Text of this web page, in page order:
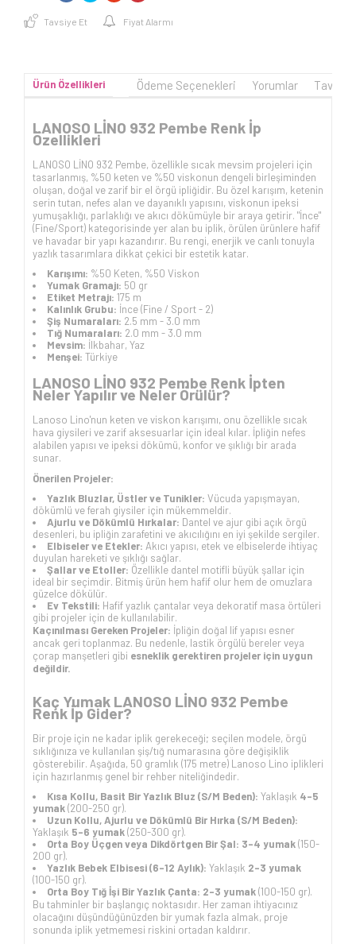
Tavsiye Et Fiyat Alarmı
Ürün Özellikleri Ödeme Seçenekleri Yorumlar
LANOSO LİNO 932 Pembe Renk İp
Özellikleri
LANOSO LİNO 932 Pembe, özellikle sıcak mevsim projeleri için
tasarlanmış, %50 keten ve %50 viskonun dengeli birleşiminden
oluşan, doğal ve zarif bir el örgü ipliğidir. Bu özel karışım, ketenin
serin tutan, nefes alan ve dayanıklı yapısını, viskonun ipeksi
yumuşaklığı, parlaklığı ve akıcı dökümüyle bir araya getirir. "İnce"
(Fine/Sport) kategorisinde yer alan bu iplik, örülen ürünlere hafif
ve havadar bir yapı kazandırır. Bu rengi, enerjik ve canlı tonuyla
yazlık tasarımlara dikkat çekici bir estetik katar.
Karışımı: %50 Keten, %50 Viskon
Yumak Gramajı: 50 gr
Etiket Metrajı: 175 m
Kalınlık Grubu: İnce (Fine / Sport - 2)
Şiş Numaraları: 2.5 mm - 3.0 mm
Tığ Numaraları: 2.0 mm - 3.0 mm
Mevsim: İlkbahar, Yaz
Menşei: Türkiye
LANOSO LİNO 932 Pembe Renk İpten
Neler Yapılır ve Neler Örülür?
Lanoso Lino'nun keten ve viskon karışımı, onu özellikle sıcak
hava giysileri ve zarif aksesuarlar için ideal kılar. İpliğin nefes
alabilen yapısı ve ipeksi dökümü, konfor ve şıklığı bir arada
sunar.
Önerilen Projeler:
Yazlık Bluzlar, Üstler ve Tunikler: Vücuda yapışmayan,
dökümlü ve ferah giysiler için mükemmeldir.
Ajurlu ve Dökümlü Hırkalar: Dantel ve ajur gibi açık örgü
desenleri, bu ipliğin zarafetini ve akıcılığını en iyi şekilde sergiler.
Elbiseler ve Etekler: Akıcı yapısı, etek ve elbiselerde ihtiyaç
duyulan hareketi ve şıklığı sağlar.
Şallar ve Etoller: Özellikle dantel motifli büyük şallar için
ideal bir seçimdir. Bitmiş ürün hem hafif olur hem de omuzlara
güzelce dökülür.
Ev Tekstili: Hafif yazlık çantalar veya dekoratif masa örtüleri
gibi projeler için de kullanılabilir.
Kaçınılması Gereken Projeler: İpliğin doğal lif yapısı esner
ancak geri toplanmaz. Bu nedenle, lastik örgülü bereler veya
çorap manşetleri gibi esneklik gerektiren projeler için uygun
değildir.
Kaç Yumak LANOSO LİNO 932 Pembe
Renk İp Gider?
Bir proje için ne kadar iplik gerekeceği; seçilen modele, örgü
sıklığınıza ve kullanılan şiş/tığ numarasına göre değişiklik
gösterebilir. Aşağıda, 50 gramlık (175 metre) Lanoso Lino iplikleri
için hazırlanmış genel bir rehber niteliğindedir.
Kısa Kollu, Basit Bir Yazlık Bluz (S/M Beden): Yaklaşık 4-5
yumak(200-250 gr).
Uzun Kollu, Ajurlu ve Dökümlü Bir Hırka (S/M Beden):
Yaklaşık 5-6 yumak(250-300 gr).
Orta Boy Üçgen veya Dikdörtgen Bir Şal: 3-4 yumak(150-
200 gr).
Yazlık Bebek Elbisesi (6-12 Aylık): Yaklaşık 2-3 yumak
(100-150 gr).
Orta Boy Tığ İşi Bir Yazlık Çanta: 2-3 yumak(100-150 gr).
Bu tahminler bir başlangıç noktasıdır. Her zaman ihtiyacınız
olacağını düşündüğünüzden bir yumak fazla almak, proje
sonunda iplik yetmemesi riskini ortadan kaldırır.